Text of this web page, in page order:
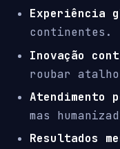
Experiência
continentes.
Inovação
roubar
Atendimento
mas
Resultados